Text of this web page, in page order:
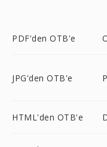
PDF'den OTB'e
JPG'den OTB'e
HTML'den OTB'e